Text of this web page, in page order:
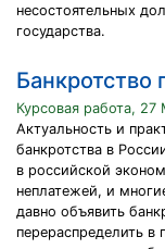
несостоятельных
государства.
Банкротство
Курсовая работа, 27
Актуальность и
банкротства в
в российской
неплатежей, и
давно объявить
перераспределить в